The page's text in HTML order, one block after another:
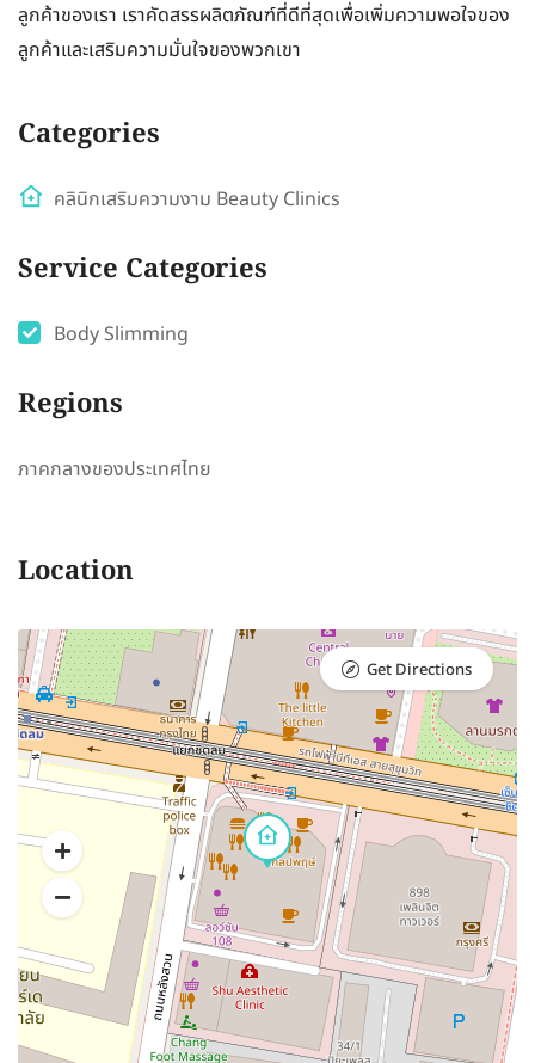
ลูกค้าของเรา เราคัดสรรผลิตภัณฑ์ที่ดีที่สุดเพื่อเพิ่มความพอใจของ
ลูกค้าและเสริมความมั่นใจของพวกเขา
Categories
คลินิกเสริมความงาม Beauty Clinics
Service Categories
Body Slimming
Regions
ภาคกลางของประเทศไทย
Location
Get Directions